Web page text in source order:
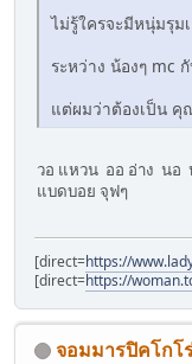
ไม่รู้ใครจะมีหนุ่มรุม
ระหว่าง น้องๆ mc
แต่ผมว่าต้องเป็น
วอ แหวน ออ อ่าง นอ
แบดบอย จุฟๆ
[direct=https://
[direct=https://
จอมมารปิคโกโ